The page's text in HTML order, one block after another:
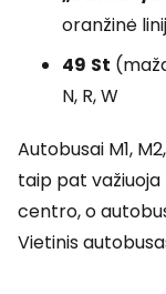
oranžinė
49 St
N, R, W
Autobusai M1,
taip pat važiuoja
centro, o
Vietinis